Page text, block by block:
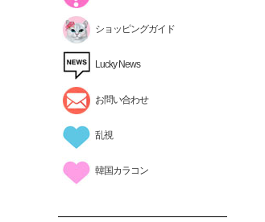
ショッピングガイド
Lucky News
お問い合わせ
乱視
韓国カラコン